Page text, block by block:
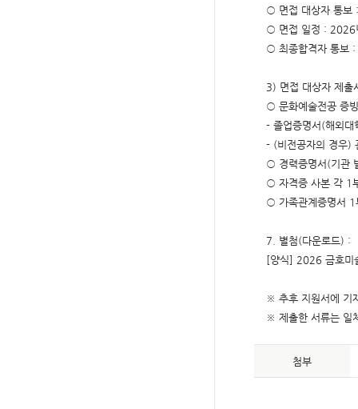
○ 면접 대상자 통보
○ 면접 일정 : 2026
○ 최종합격자 통보 :
3) 면접 대상자 제출
○ 문화예술전공 증
- 졸업증명서(해외
- (비전공자의 경우)
○ 경력증명서(기관
○ 자격증 사본 각 1
○ 가족관계증명서 1
7. 별첨(다운로드) :
[양식] 2026 금호미
※ 추후 지원서에 기
※ 제출한 서류는 일
첨부